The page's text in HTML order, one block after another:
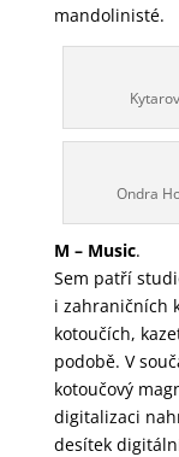
mandolinisté.
Ondra
M – Music.
Sem patří
i zahraničních
kotoučích,
podobě. V
kotoučový
digitalizaci
desítek